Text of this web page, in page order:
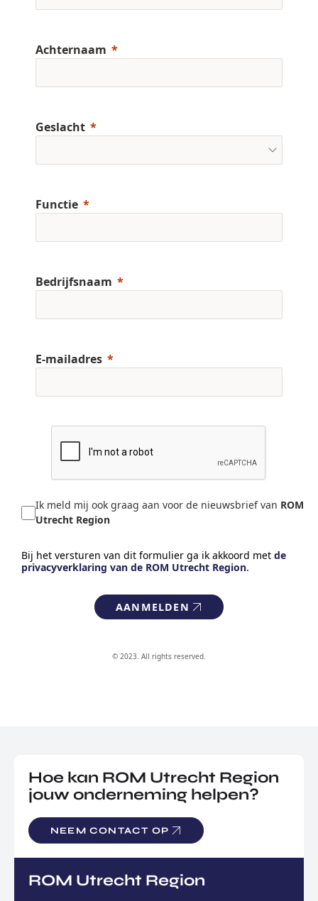
Achternaam
Geslacht
Functie
Bedrijfsnaam
E-mailadres
Ik meld mij ook graag aan voor de nieuwsbrief van ROM
Utrecht Region
Bij het versturen van dit formulier ga ik akkoord met de
privacyverklaring van de ROM Utrecht Region.
AANMELDEN
© 2023. All rights reserved.
Hoe kan ROM Utrecht Region
jouw onderneming helpen?
NEEM CONTACT OP
ROM Utrecht Region